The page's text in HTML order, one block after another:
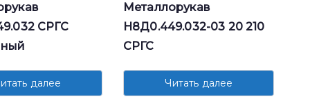
СРГС
далее
Металлорукав
Н8Д0.449.032-03 20 210
СРГС
Читать далее